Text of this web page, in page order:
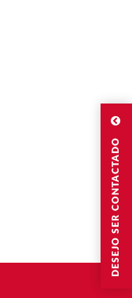
DESEJO SER CONTACTADO